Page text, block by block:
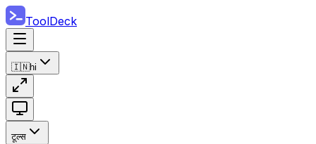
ToolDeck
🇮🇳hi
टूल्स